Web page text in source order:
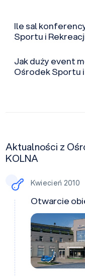
Ile sal
Sportu i
Jak duży event
Ośrodek Sportu
Aktualności z
KOLNA
Kwiecień 2010
Otwarcie